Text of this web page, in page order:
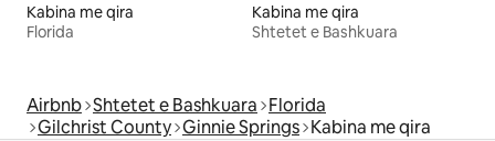
Kabina me qira
Florida
Kabina me qira
Shtetet e Bashkuara
Airbnb Shtetet e Bashkuara Florida
Gilchrist County Ginnie Springs Kabina me qira